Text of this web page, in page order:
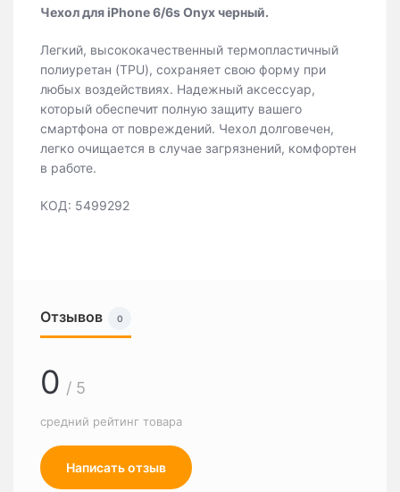
Чехол для iPhone 6/6s Onyx черный.
Легкий, высококачественный термопластичный
полиуретан (TPU), сохраняет свою форму при
любых воздействиях. Надежный аксессуар,
который обеспечит полную защиту вашего
смартфона от повреждений. Чехол долговечен,
легко очищается в случае загрязнений, комфортен
в работе.
КОД: 5499292
Отзывов 0
0 / 5
средний рейтинг товара
Написать отзыв